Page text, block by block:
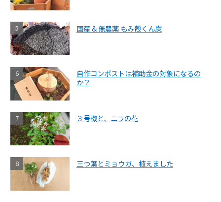
国産 & 無農薬 もみ殻くん炭
自作コンポストは補助金の対象になるの
か？
３号機と、ニラの花
三つ葉とミョウガ、植えました